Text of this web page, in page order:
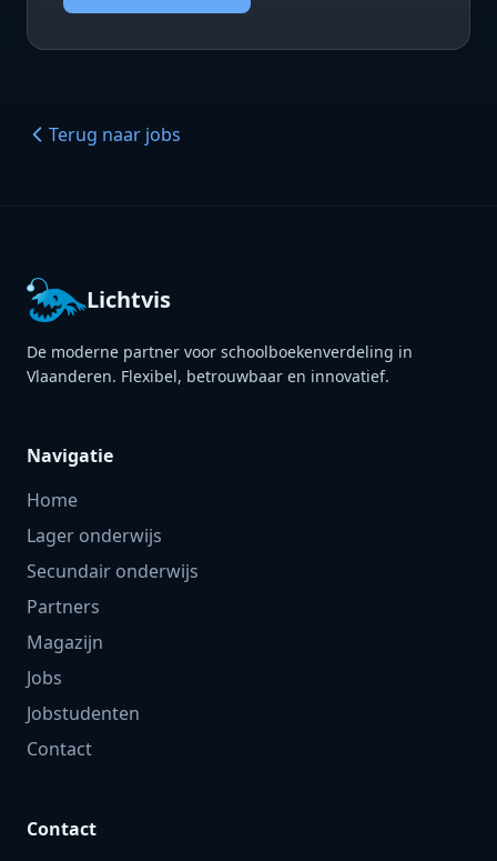
Terug naar jobs
Lichtvis
De moderne partner voor schoolboekenverdeling in
Vlaanderen. Flexibel, betrouwbaar en innovatief.
Navigatie
Home
Lager onderwijs
Secundair onderwijs
Partners
Magazijn
Jobs
Jobstudenten
Contact
Contact